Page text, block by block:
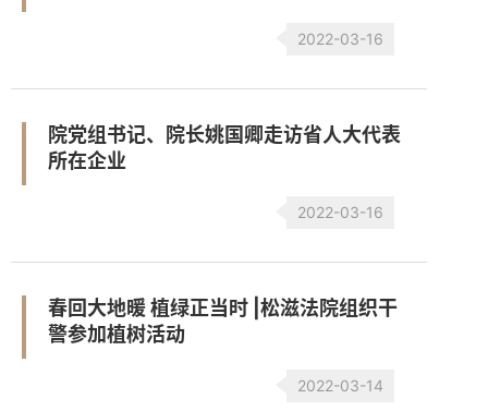
2022-03-16
院党组书记、院长姚国卿走访省人大代表
所在企业
2022-03-16
春回大地暖 植绿正当时 |松滋法院组织干
警参加植树活动
2022-03-14